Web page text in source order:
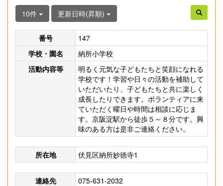
10件 更新日時(昇順)
番号
147
学校・園名
納所小学校
活動内容等
明るく元気な子どもたちと笑顔になれる
学校です！学習や日々の活動を補助して
いただいたり、子どもたちと共に楽しく
成長したりできます。ボランティアに来
ていただく曜日や時間は相談に応じま
す。京阪淀駅から徒歩５～８分です。興
味のある方は是非ご連絡ください。
所在地 伏見区納所妙徳寺1
連絡先 075-631-2032